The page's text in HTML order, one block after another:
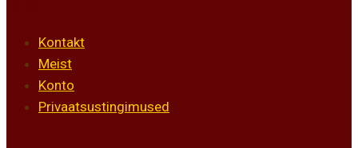
Kontakt
Meist
Konto
Privaatsustingimused